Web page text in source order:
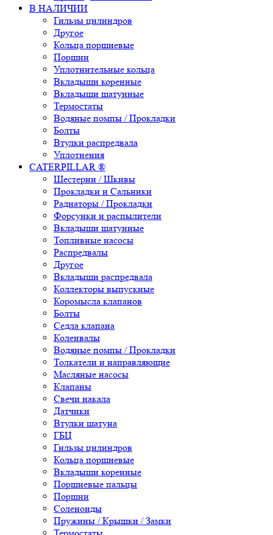
В НАЛИЧИИ
Гильзы цилиндров
Другое
Кольца поршневые
Поршни
Уплотнительные кольца
Вкладыши коренные
Вкладыши шатунные
Термостаты
Водяные помпы / Прокладки
Болты
Втулки распредвала
Уплотнения
CATERPILLAR ®
Шестерни / Шкивы
Прокладки и Сальники
Радиаторы / Прокладки
Форсунки и распылители
Вкладыши шатунные
Топливные насосы
Распредвалы
Другое
Вкладыши распредвала
Коллекторы выпускные
Коромысла клапанов
Болты
Седла клапана
Коленвалы
Водяные помпы / Прокладки
Толкатели и направляющие
Масляные насосы
Клапаны
Свечи накала
Датчики
Втулки шатуна
ГБЦ
Гильзы цилиндров
Кольца поршневые
Вкладыши коренные
Поршневые пальцы
Поршни
Соленоиды
Пружины / Крышки / Замки